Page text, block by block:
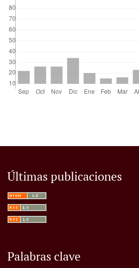
Últimas publicaciones
Palabras clave